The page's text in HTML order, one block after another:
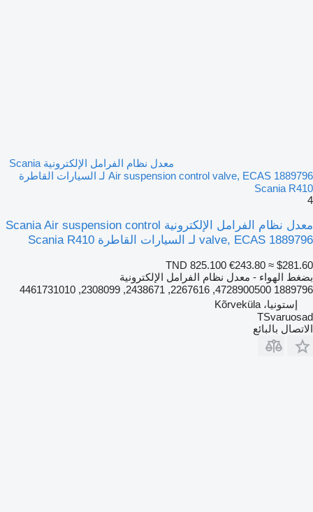
معدل نظام الفرامل الإلكترونية Scania
Air suspension control valve, ECAS 1889796 لـ السيارات القاطرة
Scania R410
4
معدل نظام الفرامل الإلكترونية Scania Air suspension control
valve, ECAS 1889796 لـ السيارات القاطرة Scania R410
TND 825.100 €243.80 ≈ $281.60
بضغط الهواء - معدل نظام الفرامل الإلكترونية
1889796 4728900500, 2267616, 2438671, 2308099, 4461731010
إستونيا، Kõrveküla
TSvaruosad
الاتصال بالبائع